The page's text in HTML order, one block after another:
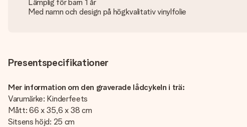
Lämplig för barn 1 år
Med namn och design på högkvalitativ vinylfolie
Presentspecifikationer
Mer information om den graverade lådcykeln i trä:
Varumärke: Kinderfeets
Mått: 66 x 35,6 x 38 cm
Sitsens höjd: 25 cm